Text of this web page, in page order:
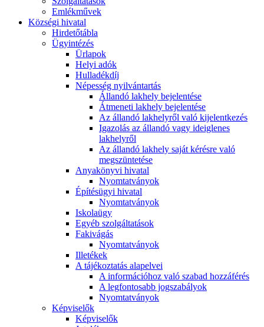
Emlékművek
Községi hivatal
Hirdetőtábla
Ügyintézés
Ürlapok
Helyi adók
Hulladékdíj
Népesség nyilvántartás
Állandó lakhely bejelentése
Átmeneti lakhely bejelentése
Az állandó lakhelyről való kijelentkezés
Igazolás az állandó vagy ideiglenes
lakhelyről
Az állandó lakhely saját kérésre való
megszüntetése
Anyakönyvi hivatal
Nyomtatványok
Építésügyi hivatal
Nyomtatványok
Iskolaügy
Egyéb szolgáltatások
Fakivágás
Nyomtatványok
Illetékek
A tájékoztatás alapelvei
A információhoz való szabad hozzáférés
A legfontosabb jogszabályok
Nyomtatványok
Képviselők
Képviselők